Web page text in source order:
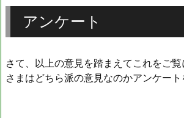
アンケート
さて、以上の意見を踏まえてこれをご
さまはどちら派の意見なのかアンケー